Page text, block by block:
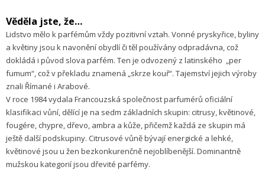
Věděla jste, že…
Lidstvo mělo k parfémům vždy pozitivní vztah. Vonné pryskyřice, byliny
a květiny jsou k navonění obydlí či těl používány odpradávna, což
dokládá i původ slova parfém. Ten je odvozený z latinského „per
fumum“, což v překladu znamená „skrze kouř“. Tajemství jejich výroby
znali Římané i Arabové.
V roce 1984 vydala Francouzská společnost parfumérů oficiální
klasifikaci vůní, dělící je na sedm základních skupin: citrusy, květinové,
fougére, chypre, dřevo, ambra a kůže, přičemž každá ze skupin má
ještě další podskupiny. Citrusové vůně bývají energické a lehké,
květinové jsou u žen bezkonkurenčně nejoblíbenější. Dominantně
mužskou kategorií jsou dřevité parfémy.